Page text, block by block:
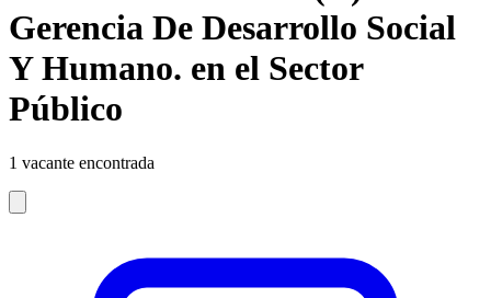
Gerencia De Desarrollo Social
Y Humano. en el Sector
Público
1 vacante encontrada